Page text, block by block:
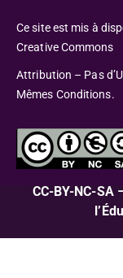
Ce site est mis à
Creative Commons
Attribution – Pas
Mêmes Conditions.
CC-BY-NC-SA